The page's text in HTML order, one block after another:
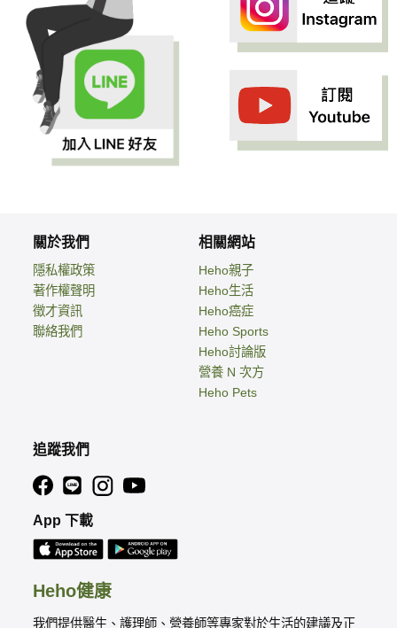
Heho健康
我們提供醫生、護理師、營養師等專家對於生活的建議及正
關於我們
隱私權政策
著作權聲明
徵才資訊
聯絡我們
相關網站
Heho親子
Heho生活
Heho癌症
Heho Sports
Heho討論版
營養 N 次方
Heho Pets
追蹤我們
App 下載